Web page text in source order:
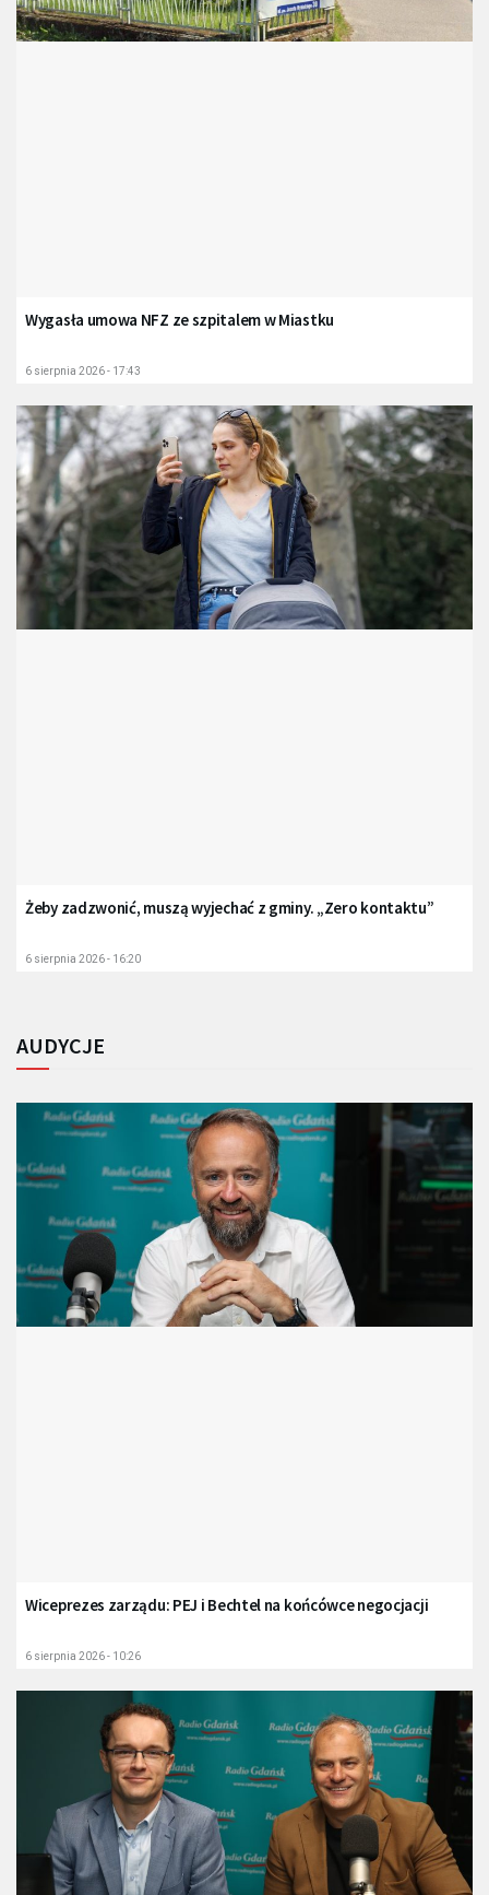
Wygasła umowa NFZ ze szpitalem w Miastku
6 sierpnia 2026 - 17:43
Żeby zadzwonić, muszą wyjechać z gminy. „Zero kontaktu”
6 sierpnia 2026 - 16:20
AUDYCJE
Wiceprezes zarządu: PEJ i Bechtel na końcówce negocjacji
6 sierpnia 2026 - 10:26